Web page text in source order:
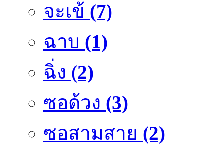
จะเข้ (7)
ฉาบ (1)
ฉิ่ง (2)
ซอด้วง (3)
ซอสามสาย (2)